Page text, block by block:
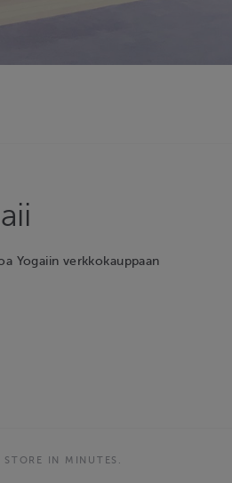
Yogaiin verkkokauppaan
IN MINUTES.